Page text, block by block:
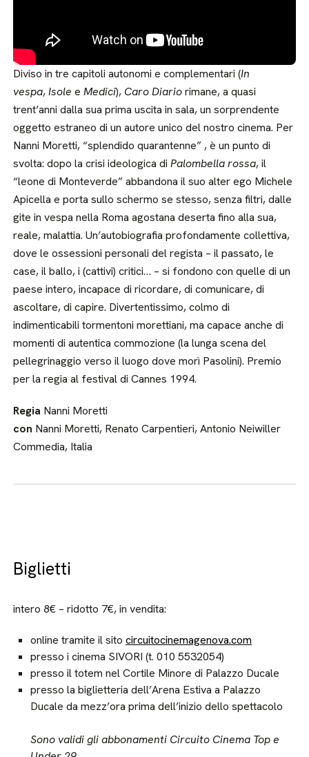
Diviso in tre capitoli autonomi e complementari (In
vespa,Isole eMedici), Caro Diariorimane, a quasi
trent’anni dalla sua prima uscita in sala, un sorprendente
oggetto estraneo di un autore unico del nostro cinema. Per
Nanni Moretti, “splendido quarantenne” , è un punto di
svolta: dopo la crisi ideologica diPalombella rossa, il
“leone di Monteverde” abbandona il suo alter ego Michele
Apicella e porta sullo schermo se stesso, senza filtri, dalle
gite in vespa nella Roma agostana deserta fino alla sua,
reale, malattia. Un’autobiografia profondamente collettiva,
dove le ossessioni personali del regista – il passato, le
case, il ballo, i (cattivi) critici… – si fondono con quelle di un
paese intero, incapace di ricordare, di comunicare, di
ascoltare, di capire. Divertentissimo, colmo di
indimenticabili tormentoni morettiani, ma capace anche di
momenti di autentica commozione (la lunga scena del
pellegrinaggio verso il luogo dove morì Pasolini). Premio
per la regia al festival di Cannes 1994.
Regia Nanni Moretti
con Nanni Moretti, Renato Carpentieri, Antonio Neiwiller
Commedia, Italia
Biglietti
intero 8€ – ridotto 7€, in vendita:
online tramite il sitocircuitocinemagenova.com
presso i cinema SIVORI (t. 010 5532054)
presso il totem nel Cortile Minore di Palazzo Ducale
presso la biglietteria dell’Arena Estiva a Palazzo
Ducale da mezz’ora prima dell’inizio dello spettacolo
Sono validi gli abbonamenti Circuito Cinema Top e